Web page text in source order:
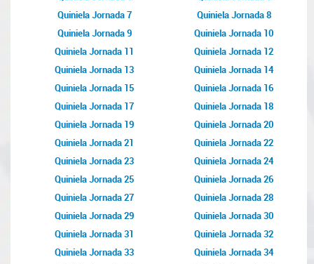
Quiniela Jornada 7
Quiniela Jornada 8
Quiniela Jornada 9
Quiniela Jornada 10
Quiniela Jornada 11
Quiniela Jornada 12
Quiniela Jornada 13
Quiniela Jornada 14
Quiniela Jornada 15
Quiniela Jornada 16
Quiniela Jornada 17
Quiniela Jornada 18
Quiniela Jornada 19
Quiniela Jornada 20
Quiniela Jornada 21
Quiniela Jornada 22
Quiniela Jornada 23
Quiniela Jornada 24
Quiniela Jornada 25
Quiniela Jornada 26
Quiniela Jornada 27
Quiniela Jornada 28
Quiniela Jornada 29
Quiniela Jornada 30
Quiniela Jornada 31
Quiniela Jornada 32
Quiniela Jornada 33
Quiniela Jornada 34